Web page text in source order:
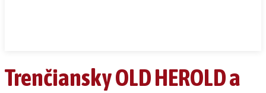
Trenčiansky OLD HEROLD a